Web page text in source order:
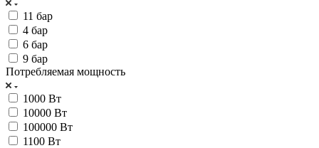
11 бар
4 бар
6 бар
9 бар
Потребляемая мощность
1000 Вт
10000 Вт
100000 Вт
1100 Вт